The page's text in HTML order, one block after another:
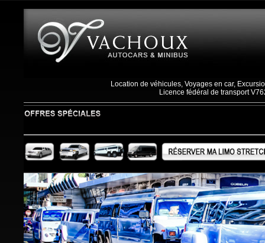
Location de véhicules, Voyages en car,
Licence fédéral de transport